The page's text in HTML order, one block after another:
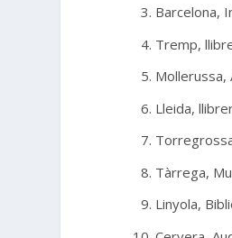
Barcelona,
Tremp,
Mollerussa,
Lleida,
Tàrrega,
Linyola,